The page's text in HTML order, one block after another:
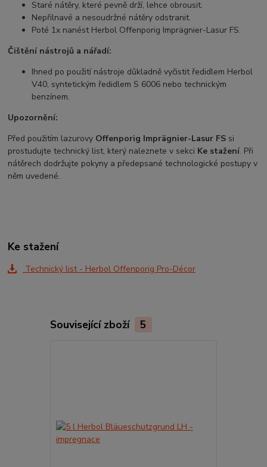
Staré nátěry, které pevně drží, lehce obrousit.
Nepřilnavé a nesoudržné nátěry odstranit.
Poté 1x nanést Herbol Offenporig Imprägnier-Lasur FS.
Čištění nástrojů a nářadí:
Ihned po použití nástroje důkladně vyčistit ředidlem Herbol
V40, syntetickým ředidlem S 6006 nebo technickým
benzínem.
Upozornění:
Před použitím lazurovy Offenporig Imprägnier-Lasur FS si
prostudujte technický list, který naleznete v sekci Ke stažení. Při
nátěrech dodržujte pokyny a předepsané technologické postupy v
něm uvedené.
Ke stažení
Technický list - Herbol Offenporig Pro-Décor
Související zboží 5